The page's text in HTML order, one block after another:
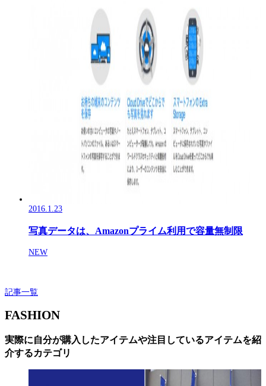
2016.1.23
写真データは、Amazonプライム利用で容量無制限
NEW
記事一覧
FASHION
実際に自分が購入したアイテムや注目しているアイテムを紹
介するカテゴリ